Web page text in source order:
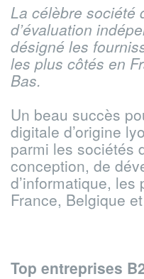
La célèbre société
d’évaluation
désigné les
les plus côtés en
Bas.
Un beau succès
digitale d’origine
parmi les sociétés
conception, de
d’informatique,
France, Belgique
Top entreprises